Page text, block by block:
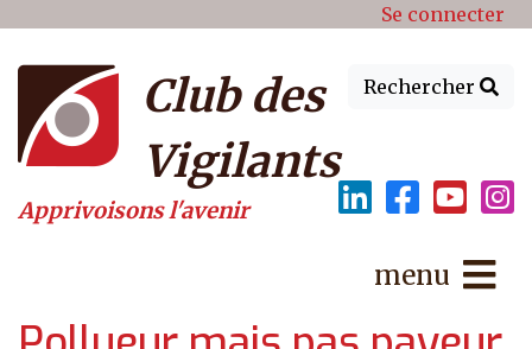
Menu du compte de Se connecter
Rechercher
Club des
Vigilants
Apprivoisons l'avenir
menu